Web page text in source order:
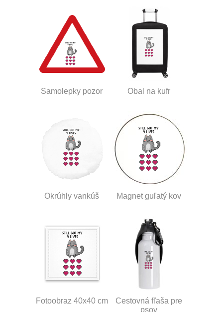
Samolepky pozor Obal na kufr
Okrúhly vankúš Magnet guľatý kov
Fotoobraz 40x40 cm
Cestovná fľaša pre
psov